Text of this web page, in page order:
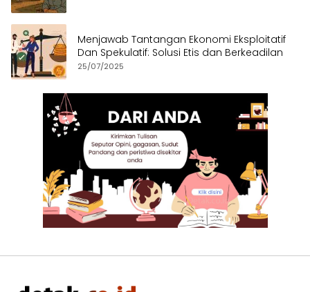
Menjawab Tantangan Ekonomi Eksploitatif
Dan Spekulatif: Solusi Etis dan Berkeadilan
25/07/2025